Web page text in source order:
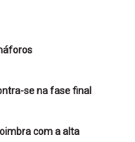
se na fase final
com a alta